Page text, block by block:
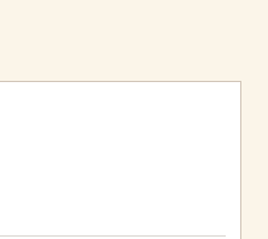
4.75 von 5 Sternen